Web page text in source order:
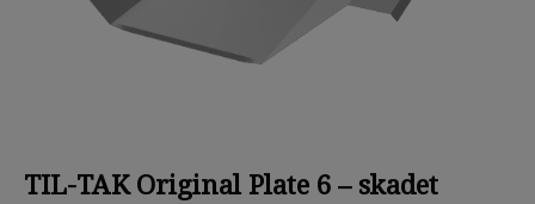
TIL-TAK Original Plate 6 – skadet